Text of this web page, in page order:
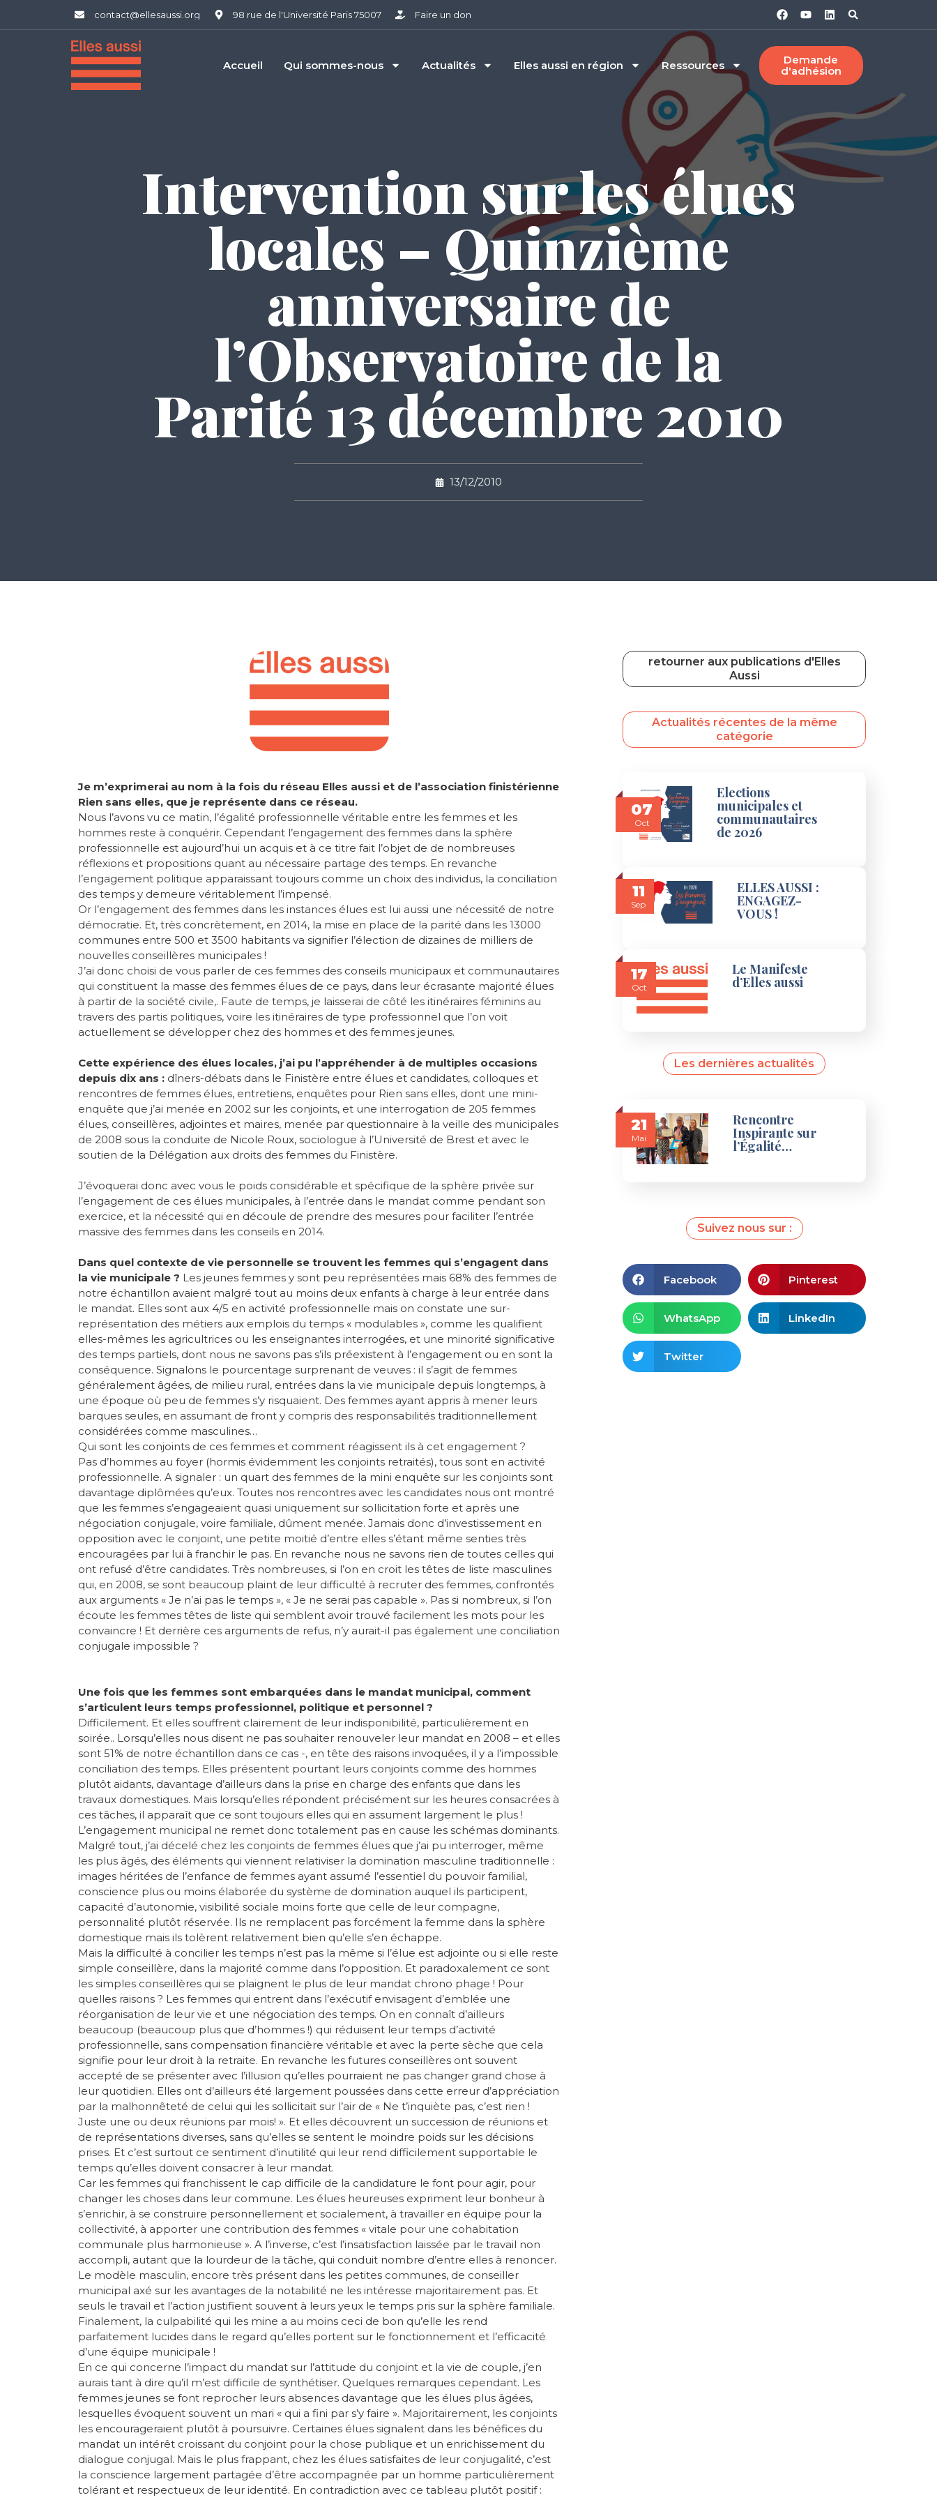
contact@ellesaussi.org 98 rue de l'Université Paris 75007 Faire un don
Accueil Qui sommes-nous Actualités Elles aussi en région Ressources
Demande
d'adhésion
Intervention sur les élues
locales – Quinzième
anniversaire de
l’Observatoire de la
Parité 13 décembre 2010
13/12/2010
Je m’exprimerai au nom à la fois du réseau Elles aussi et de l’association finistérienne
Rien sans elles, que je représente dans ce réseau.
Nous l’avons vu ce matin, l’égalité professionnelle véritable entre les femmes et les
hommes reste à conquérir. Cependant l’engagement des femmes dans la sphère
professionnelle est aujourd’hui un acquis et à ce titre fait l’objet de de nombreuses
réflexions et propositions quant au nécessaire partage des temps. En revanche
l’engagement politique apparaissant toujours comme un choix des individus, la conciliation
des temps y demeure véritablement l’impensé.
Or l’engagement des femmes dans les instances élues est lui aussi une nécessité de notre
démocratie. Et, très concrètement, en 2014, la mise en place de la parité dans les 13000
communes entre 500 et 3500 habitants va signifier l’élection de dizaines de milliers de
nouvelles conseillères municipales !
J’ai donc choisi de vous parler de ces femmes des conseils municipaux et communautaires
qui constituent la masse des femmes élues de ce pays, dans leur écrasante majorité élues
à partir de la société civile,. Faute de temps, je laisserai de côté les itinéraires féminins au
travers des partis politiques, voire les itinéraires de type professionnel que l’on voit
actuellement se développer chez des hommes et des femmes jeunes.
Cette expérience des élues locales, j’ai pu l’appréhender à de multiples occasions
depuis dix ans : dîners-débats dans le Finistère entre élues et candidates, colloques et
rencontres de femmes élues, entretiens, enquêtes pour Rien sans elles, dont une mini-
enquête que j’ai menée en 2002 sur les conjoints, et une interrogation de 205 femmes
élues, conseillères, adjointes et maires, menée par questionnaire à la veille des municipales
de 2008 sous la conduite de Nicole Roux, sociologue à l’Université de Brest et avec le
soutien de la Délégation aux droits des femmes du Finistère.
J’évoquerai donc avec vous le poids considérable et spécifique de la sphère privée sur
l’engagement de ces élues municipales, à l’entrée dans le mandat comme pendant son
exercice, et la nécessité qui en découle de prendre des mesures pour faciliter l’entrée
massive des femmes dans les conseils en 2014.
Dans quel contexte de vie personnelle se trouvent les femmes qui s’engagent dans
la vie municipale ? Les jeunes femmes y sont peu représentées mais 68% des femmes de
notre échantillon avaient malgré tout au moins deux enfants à charge à leur entrée dans
le mandat. Elles sont aux 4/5 en activité professionnelle mais on constate une sur-
représentation des métiers aux emplois du temps « modulables », comme les qualifient
elles-mêmes les agricultrices ou les enseignantes interrogées, et une minorité significative
des temps partiels, dont nous ne savons pas s’ils préexistent à l’engagement ou en sont la
conséquence. Signalons le pourcentage surprenant de veuves : il s’agit de femmes
généralement âgées, de milieu rural, entrées dans la vie municipale depuis longtemps, à
une époque où peu de femmes s’y risquaient. Des femmes ayant appris à mener leurs
barques seules, en assumant de front y compris des responsabilités traditionnellement
considérées comme masculines…
Qui sont les conjoints de ces femmes et comment réagissent ils à cet engagement ?
Pas d’hommes au foyer (hormis évidemment les conjoints retraités), tous sont en activité
professionnelle. A signaler : un quart des femmes de la mini enquête sur les conjoints sont
davantage diplômées qu’eux. Toutes nos rencontres avec les candidates nous ont montré
que les femmes s’engageaient quasi uniquement sur sollicitation forte et après une
négociation conjugale, voire familiale, dûment menée. Jamais donc d’investissement en
opposition avec le conjoint, une petite moitié d’entre elles s’étant même senties très
encouragées par lui à franchir le pas. En revanche nous ne savons rien de toutes celles qui
ont refusé d’être candidates. Très nombreuses, si l’on en croit les têtes de liste masculines
qui, en 2008, se sont beaucoup plaint de leur difficulté à recruter des femmes, confrontés
aux arguments « Je n’ai pas le temps », « Je ne serai pas capable ». Pas si nombreux, si l’on
écoute les femmes têtes de liste qui semblent avoir trouvé facilement les mots pour les
convaincre ! Et derrière ces arguments de refus, n’y aurait-il pas également une conciliation
conjugale impossible ?
Une fois que les femmes sont embarquées dans le mandat municipal, comment
s’articulent leurs temps professionnel, politique et personnel ?
Difficilement. Et elles souffrent clairement de leur indisponibilité, particulièrement en
soirée.. Lorsqu’elles nous disent ne pas souhaiter renouveler leur mandat en 2008 – et elles
sont 51% de notre échantillon dans ce cas -, en tête des raisons invoquées, il y a l’impossible
conciliation des temps. Elles présentent pourtant leurs conjoints comme des hommes
plutôt aidants, davantage d’ailleurs dans la prise en charge des enfants que dans les
travaux domestiques. Mais lorsqu’elles répondent précisément sur les heures consacrées à
ces tâches, il apparaît que ce sont toujours elles qui en assument largement le plus !
L’engagement municipal ne remet donc totalement pas en cause les schémas dominants.
Malgré tout, j’ai décelé chez les conjoints de femmes élues que j’ai pu interroger, même
les plus âgés, des éléments qui viennent relativiser la domination masculine traditionnelle :
images héritées de l’enfance de femmes ayant assumé l’essentiel du pouvoir familial,
conscience plus ou moins élaborée du système de domination auquel ils participent,
capacité d’autonomie, visibilité sociale moins forte que celle de leur compagne,
personnalité plutôt réservée. Ils ne remplacent pas forcément la femme dans la sphère
domestique mais ils tolèrent relativement bien qu’elle s’en échappe.
Mais la difficulté à concilier les temps n’est pas la même si l’élue est adjointe ou si elle reste
simple conseillère, dans la majorité comme dans l’opposition. Et paradoxalement ce sont
les simples conseillères qui se plaignent le plus de leur mandat chrono phage ! Pour
quelles raisons ? Les femmes qui entrent dans l’exécutif envisagent d’emblée une
réorganisation de leur vie et une négociation des temps. On en connaît d’ailleurs
beaucoup (beaucoup plus que d’hommes !) qui réduisent leur temps d’activité
professionnelle, sans compensation financière véritable et avec la perte sèche que cela
signifie pour leur droit à la retraite. En revanche les futures conseillères ont souvent
accepté de se présenter avec l’illusion qu’elles pourraient ne pas changer grand chose à
leur quotidien. Elles ont d’ailleurs été largement poussées dans cette erreur d’appréciation
par la malhonnêteté de celui qui les sollicitait sur l’air de « Ne t’inquiète pas, c’est rien !
Juste une ou deux réunions par mois! ». Et elles découvrent un succession de réunions et
de représentations diverses, sans qu’elles se sentent le moindre poids sur les décisions
prises. Et c’est surtout ce sentiment d’inutilité qui leur rend difficilement supportable le
temps qu’elles doivent consacrer à leur mandat.
Car les femmes qui franchissent le cap difficile de la candidature le font pour agir, pour
changer les choses dans leur commune. Les élues heureuses expriment leur bonheur à
s’enrichir, à se construire personnellement et socialement, à travailler en équipe pour la
collectivité, à apporter une contribution des femmes « vitale pour une cohabitation
communale plus harmonieuse ». A l’inverse, c’est l’insatisfaction laissée par le travail non
accompli, autant que la lourdeur de la tâche, qui conduit nombre d’entre elles à renoncer.
Le modèle masculin, encore très présent dans les petites communes, de conseiller
municipal axé sur les avantages de la notabilité ne les intéresse majoritairement pas. Et
seuls le travail et l’action justifient souvent à leurs yeux le temps pris sur la sphère familiale.
Finalement, la culpabilité qui les mine a au moins ceci de bon qu’elle les rend
parfaitement lucides dans le regard qu’elles portent sur le fonctionnement et l’efficacité
d’une équipe municipale !
En ce qui concerne l’impact du mandat sur l’attitude du conjoint et la vie de couple, j’en
aurais tant à dire qu’il m’est difficile de synthétiser. Quelques remarques cependant. Les
femmes jeunes se font reprocher leurs absences davantage que les élues plus âgées,
lesquelles évoquent souvent un mari « qui a fini par s’y faire ». Majoritairement, les conjoints
les encourageraient plutôt à poursuivre. Certaines élues signalent dans les bénéfices du
mandat un intérêt croissant du conjoint pour la chose publique et un enrichissement du
dialogue conjugal. Mais le plus frappant, chez les élues satisfaites de leur conjugalité, c’est
la conscience largement partagée d’être accompagnée par un homme particulièrement
tolérant et respectueux de leur identité. En contradiction avec ce tableau plutôt positif :
retourner aux publications d'Elles
Aussi
Actualités récentes de la même
catégorie
07
Oct
Elections
municipales et
communautaires
de 2026
11
Sep
ELLES AUSSI :
ENGAGEZ-
VOUS !
17
Oct
Le Manifeste
d’Elles aussi
Les dernières actualités
21
Mai
Rencontre
Inspirante sur
l’Égalité…
Suivez nous sur :
Facebook Pinterest
WhatsApp LinkedIn
Twitter